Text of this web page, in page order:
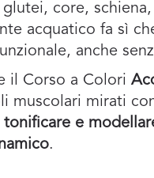
core, schiena,
acquatico fa sì
anche
il Corso a Colori
muscolari mirati
tonificare e
.